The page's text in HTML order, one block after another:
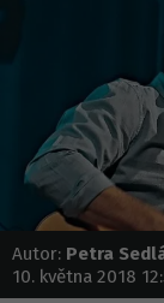
Autor: Petra
10. května 2018